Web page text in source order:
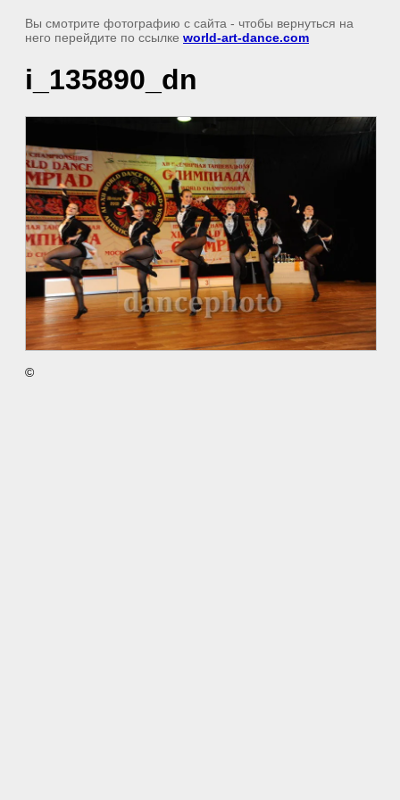
Вы смотрите фотографию с сайта - чтобы вернуться на
него перейдите по ссылке world-art-dance.com
i_135890_dn
©